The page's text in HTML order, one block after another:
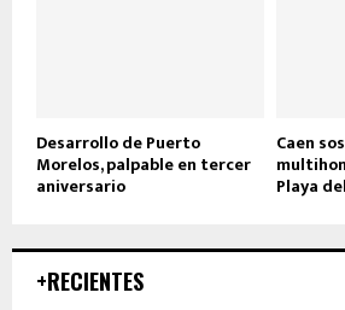
Desarrollo de Puerto
Morelos, palpable en tercer
aniversario
Caen
Playa
+RECIENTES